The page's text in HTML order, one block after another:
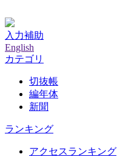
入力補助
English
カテゴリ
切抜帳
編年体
新聞
ランキング
アクセスランキング